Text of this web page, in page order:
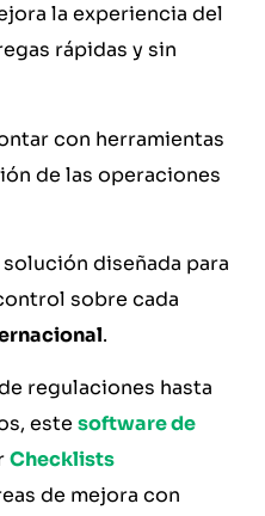
la experiencia del
rápidas y sin
con herramientas
de las operaciones
solución diseñada para
sobre cada
.
regulaciones hasta
este software de
Checklists
de mejora con